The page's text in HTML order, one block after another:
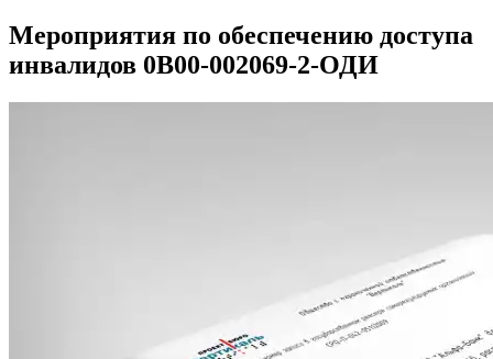
Мероприятия по обеспечению доступа
инвалидов 0В00-002069-2-ОДИ